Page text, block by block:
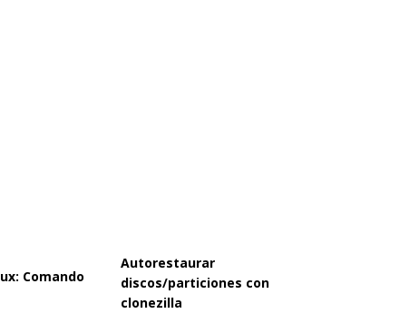
Comando
Autorestaurar
discos/particiones con
clonezilla